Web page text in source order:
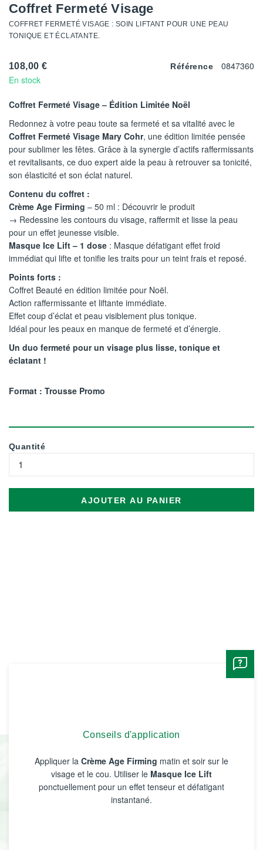
Coffret Fermeté Visage
COFFRET FERMETÉ VISAGE : SOIN LIFTANT POUR UNE PEAU
TONIQUE ET ÉCLATANTE.
108,00 €
En stock
Référence 0847360
Coffret Fermeté Visage – Édition Limitée Noël
Redonnez à votre peau toute sa fermeté et sa vitalité avec le
Coffret Fermeté Visage Mary Cohr, une édition limitée pensée
pour sublimer les fêtes. Grâce à la synergie d’actifs raffermissants
et revitalisants, ce duo expert aide la peau à retrouver sa tonicité,
son élasticité et son éclat naturel.​
Contenu du coffret :
Crème Age Firming – 50 ml : Découvrir le produit
→ Redessine les contours du visage, raffermit et lisse la peau
pour un effet jeunesse visible.
Masque Ice Lift – 1 dose : Masque défatigant effet froid
immédiat qui lifte et tonifie les traits pour un teint frais et reposé.
Points forts :
Coffret Beauté en édition limitée pour Noël.
Action raffermissante et liftante immédiate.
Effet coup d’éclat et peau visiblement plus tonique.
Idéal pour les peaux en manque de fermeté et d’énergie.
Un duo fermeté pour un visage plus lisse, tonique et
éclatant !
Format : Trousse Promo
Quantité
AJOUTER AU PANIER
Conseils d'application
Appliquer la Crème Age Firming matin et soir sur le
visage et le cou. Utiliser le Masque Ice Lift
ponctuellement pour un effet tenseur et défatigant
instantané.​